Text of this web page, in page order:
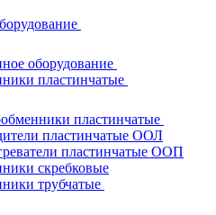
оборудование
пластинчатые
пластинчатые
пластинчатые ООЛ
пластинчатые ООП
скребковые
трубчатые